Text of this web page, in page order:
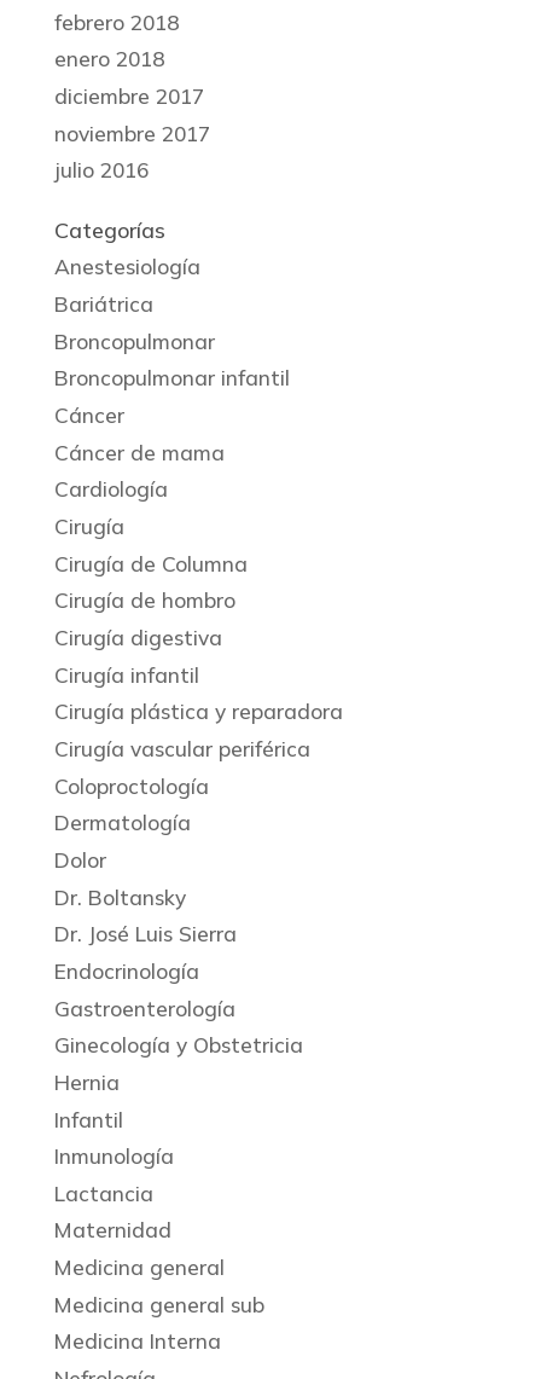
febrero 2018
enero 2018
diciembre 2017
noviembre 2017
julio 2016
Categorías
Anestesiología
Bariátrica
Broncopulmonar
Broncopulmonar infantil
Cáncer
Cáncer de mama
Cardiología
Cirugía
Cirugía de Columna
Cirugía de hombro
Cirugía digestiva
Cirugía infantil
Cirugía plástica y reparadora
Cirugía vascular periférica
Coloproctología
Dermatología
Dolor
Dr. Boltansky
Dr. José Luis Sierra
Endocrinología
Gastroenterología
Ginecología y Obstetricia
Hernia
Infantil
Inmunología
Lactancia
Maternidad
Medicina general
Medicina general sub
Medicina Interna